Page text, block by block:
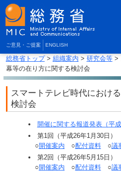
ご意見・ご提案 ENGLISH
総務省トップ> 組織案内 > 研究会等>
幕等の在り方に関する検討会
スマートテレビ時代におけ
検討会
開催に関する報道発表（平成
第1回（平成26年1月30日）
○開催案内 ○配付資料○議
第2回（平成26年5月15日）
○開催案内 ○配付資料○議